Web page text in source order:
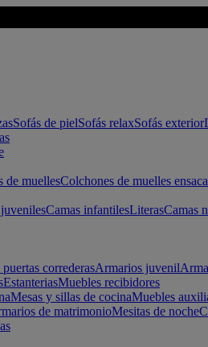
Sofás de pielSofás relaxSofás exterior
de muellesColchones de muelles
Camas infantilesLiterasCamas
correderasArmarios juvenil
EstanteriasMuebles recibidores
Mesas y sillas de cocinaMuebles
de matrimonioMesitas de noche